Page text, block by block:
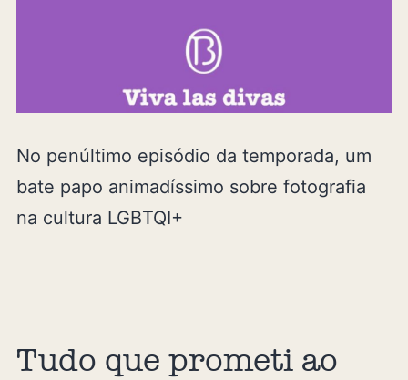
No penúltimo episódio da temporada, um
bate papo animadíssimo sobre fotografia
na cultura LGBTQI+
Tudo que prometi ao